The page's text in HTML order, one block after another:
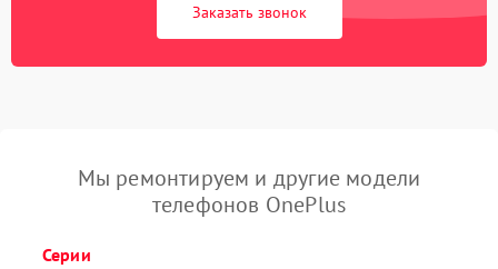
Заказать звонок
Мы ремонтируем и другие модели
телефонов OnePlus
Серии